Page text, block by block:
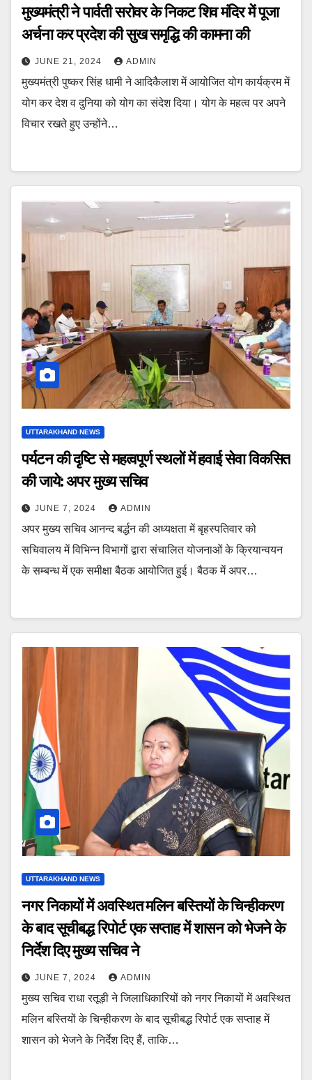
मुख्यमंत्री ने पार्वती सरोवर के निकट शिव मंदिर में पूजा
अर्चना कर प्रदेश की सुख समृद्धि की कामना की
JUNE 21, 2024 ADMIN
मुख्यमंत्री पुष्कर सिंह धामी ने आदिकैलाश में आयोजित योग कार्यक्रम में
योग कर देश व दुनिया को योग का संदेश दिया। योग के महत्व पर अपने
विचार रखते हुए उन्होंने…
UTTARAKHAND NEWS
पर्यटन की दृष्टि से महत्वपूर्ण स्थलों में हवाई सेवा विकसित
की जाये: अपर मुख्य सचिव
JUNE 7, 2024 ADMIN
अपर मुख्य सचिव आनन्द बर्द्धन की अध्यक्षता में बृहस्पतिवार को
सचिवालय में विभिन्न विभागों द्वारा संचालित योजनाओं के क्रियान्वयन
के सम्बन्ध में एक समीक्षा बैठक आयोजित हुई। बैठक में अपर…
UTTARAKHAND NEWS
नगर निकायों में अवस्थित मलिन बस्तियों के चिन्हीकरण
के बाद सूचीबद्ध रिपोर्ट एक सप्ताह में शासन को भेजने के
निर्देश दिए मुख्य सचिव ने
JUNE 7, 2024 ADMIN
मुख्य सचिव राधा रतूड़ी ने जिलाधिकारियों को नगर निकायों में अवस्थित
मलिन बस्तियों के चिन्हीकरण के बाद सूचीबद्ध रिपोर्ट एक सप्ताह में
शासन को भेजने के निर्देश दिए हैं, ताकि…